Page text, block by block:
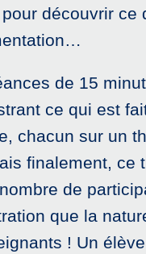
découvrir
de 15
ce qui est
chacun sur un
finalement, ce
de
que la
! Un